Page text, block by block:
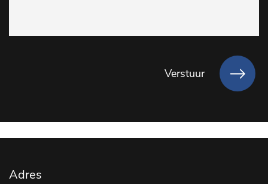
Verstuur
Adres